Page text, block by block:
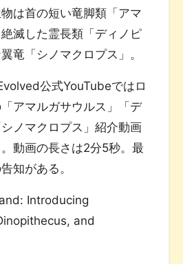
は首の短い竜脚類「アマ
滅した霊長類「ディノピ
竜「シノマクロプス」。
公式YouTubeではロ
アマルガサウルス」「デ
ノマクロプス」紹介動画
動画の長さは2分5秒。最
知がある。
Introducing
and